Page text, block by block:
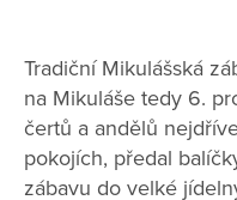
Tradiční Mikulášská
na Mikuláše tedy 6.
čertů a andělů
pokojích, předal
zábavu do velké